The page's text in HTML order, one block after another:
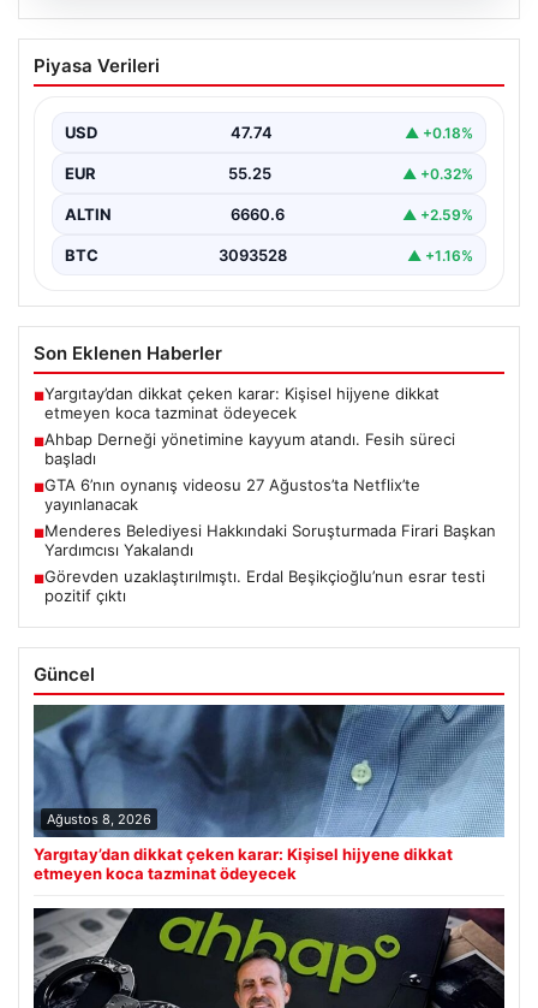
07.08.2026
Ahbap Derneği yönetimine kayyum
atandı. Fesih süreci başladı
Piyasa Verileri
USD 47.74 ▲ +0.18%
EUR 55.25 ▲ +0.32%
ALTIN 6660.6 ▲ +2.59%
BTC 3093528 ▲ +1.16%
Son Eklenen Haberler
■Yargıtay’dan dikkat çeken karar: Kişisel hijyene dikkat
etmeyen koca tazminat ödeyecek
■Ahbap Derneği yönetimine kayyum atandı. Fesih süreci
başladı
■GTA 6’nın oynanış videosu 27 Ağustos’ta Netflix’te
yayınlanacak
■Menderes Belediyesi Hakkındaki Soruşturmada Firari Başkan
Yardımcısı Yakalandı
■Görevden uzaklaştırılmıştı. Erdal Beşikçioğlu’nun esrar testi
pozitif çıktı
Güncel
Ağustos 8, 2026
Yargıtay’dan dikkat çeken karar: Kişisel hijyene dikkat
etmeyen koca tazminat ödeyecek